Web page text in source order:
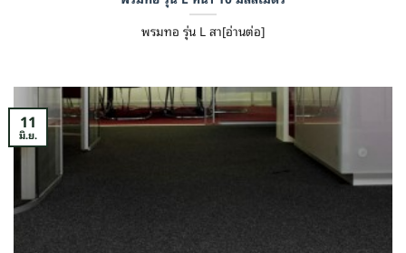
พรมทอ รุ่น L สา[อ่านต่อ]
11
มิ.ย.